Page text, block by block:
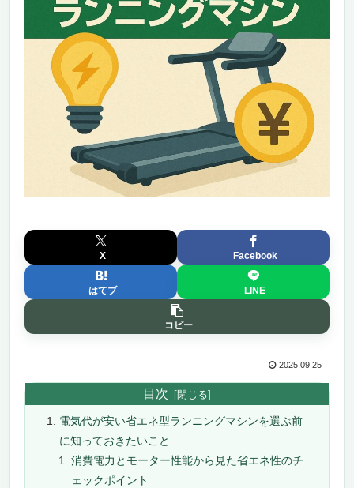
X Facebook
はてブ LINE
コピー
2025.09.25
目次
電気代が安い省エネ型ランニングマシンを選ぶ前
に知っておきたいこと
消費電力とモーター性能から見た省エネ性のチ
ェックポイント